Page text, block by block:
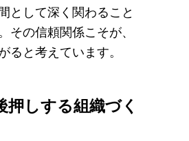
として深く関わること
その信頼関係こそが、
ると考えています。
押しする組織づく